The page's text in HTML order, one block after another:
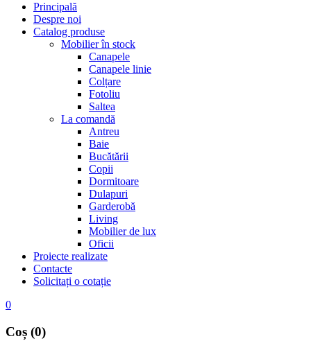
Principală
Despre noi
Catalog produse
Mobilier în stock
Canapele
Canapele linie
Colțare
Fotoliu
Saltea
La comandă
Antreu
Baie
Bucătării
Copii
Dormitoare
Dulapuri
Garderobă
Living
Mobilier de lux
Oficii
Proiecte realizate
Contacte
Solicitați o cotație
0
Coș (0)